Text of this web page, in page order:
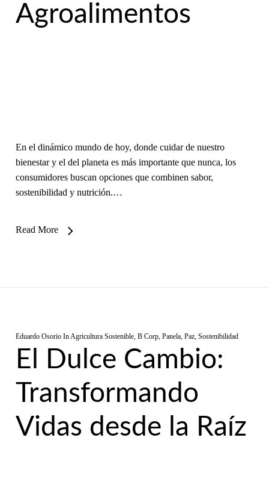
Agroalimentos
En el dinámico mundo de hoy, donde cuidar de nuestro
bienestar y el del planeta es más importante que nunca, los
consumidores buscan opciones que combinen sabor,
sostenibilidad y nutrición.…
Read More
Eduardo Osorio InAgricultura Sostenible, B Corp, Panela, Paz, Sostenibilidad
El Dulce Cambio:
Transformando
Vidas desde la Raíz